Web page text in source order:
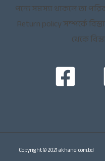
পন্যে সমস্যা থাকলে তা
Return policy সম্পর্কে
থেকে
Copyright © 2021 akhanei.com.bd